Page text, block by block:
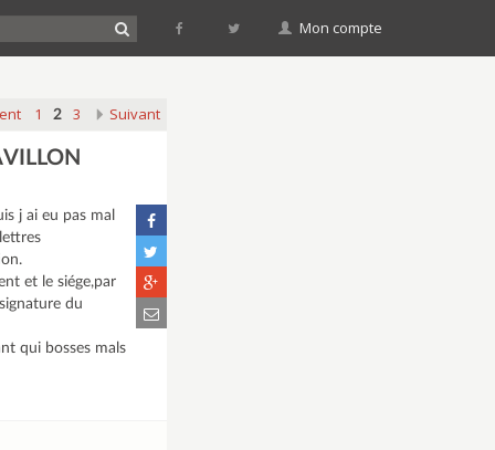
Mon compte
1 2 3 Suivant
j ai eu pas mal
et le siége,par
du
qui bosses mals